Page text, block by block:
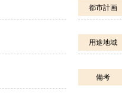
都市計画
用途地域
備考